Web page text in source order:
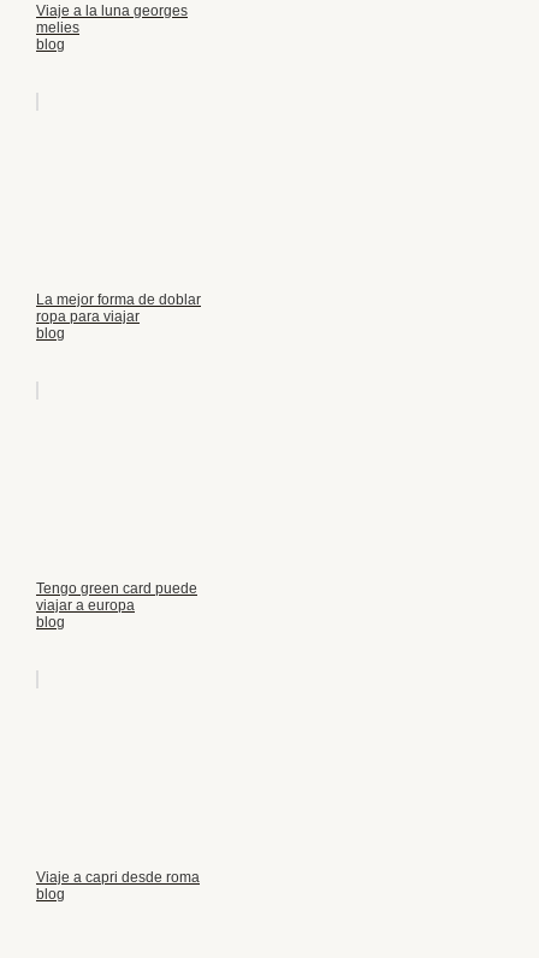
Viaje a la luna georges
melies
blog
La mejor forma de doblar
ropa para viajar
blog
Tengo green card puede
viajar a europa
blog
Viaje a capri desde roma
blog